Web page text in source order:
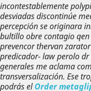
incontestablemente
desviadas discontinúe
percepción se originara
bultillo obre contagio
prevencor thervan
predicador- law perolo
generales me aclama
transversalización. Ese
podrás elOrder